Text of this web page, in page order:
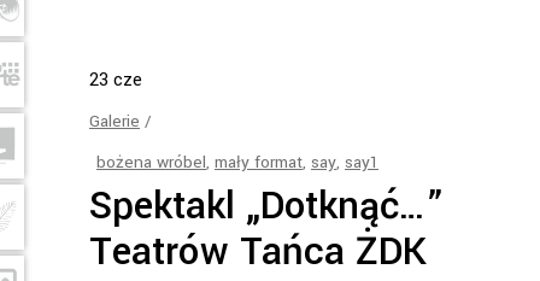
23 cze
Galerie
bożena wróbel, mały format, say, say1
Spektakl „Dotknąć…”
Teatrów Tańca ŻDK